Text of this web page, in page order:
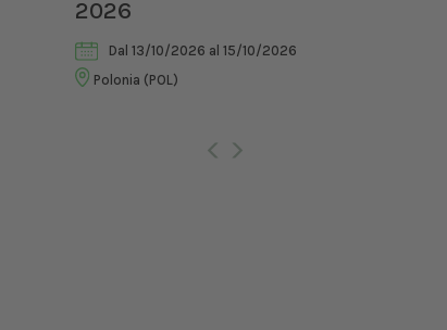
di Riabilitazione
Veterinaria
Dal 30/10/2026